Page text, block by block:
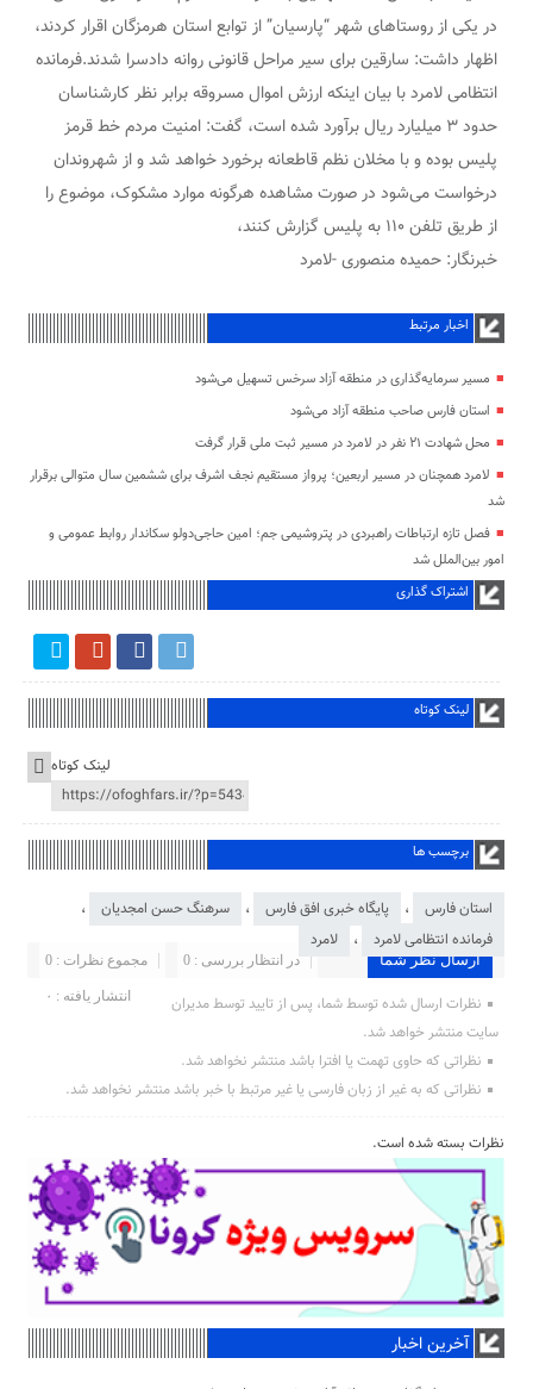
در یکی از روستاهای شهر “پارسیان” از توابع استان هرمزگان اقرار کردند،
اظهار داشت: سارقین برای سیر مراحل قانونی روانه دادسرا شدند.فرمانده
انتظامی لامرد با بیان اینکه ارزش اموال مسروقه برابر نظر کارشناسان
حدود ۳ میلیارد ریال برآورد شده است، گفت: امنیت مردم خط قرمز
پلیس بوده و با مخلان نظم قاطعانه برخورد خواهد شد و از شهروندان
درخواست می‌شود در صورت مشاهده هرگونه موارد مشکوک، موضوع را
از طریق تلفن ۱۱۰ به پلیس گزارش کنند،
خبرنگار: حمیده منصوری -لامرد
اخبار مرتبط
مسیر سرمایه‌گذاری در منطقه آزاد سرخس تسهیل می‌شود
استان فارس صاحب منطقه آزاد می‌شود
محل شهادت ۲۱ نفر در لامرد در مسیر ثبت ملی قرار گرفت
لامرد همچنان در مسیر اربعین؛ پرواز مستقیم نجف اشرف برای ششمین سال متوالی برقرار
شد
فصل تازه ارتباطات راهبردی در پتروشیمی جم؛ امین حاجی‌دولو سکاندار روابط عمومی و
امور بین‌الملل شد
اشتراک گذاری
لینک کوتاه
لینک کوتاه
برچسب ها
استان فارس ، پایگاه خبری افق فارس ، سرهنگ حسن امجدیان
،
فرمانده انتظامی لامرد
، لامرد
ارسال نظر شما مجموع نظرات : 0 در انتظار بررسی : 0
انتشار یافته : ۰
نظرات ارسال شده توسط شما، پس از تایید توسط مدیران
سایت منتشر خواهد شد.
نظراتی که حاوی تهمت یا افترا باشد منتشر نخواهد شد.
نظراتی که به غیر از زبان فارسی یا غیر مرتبط با خبر باشد منتشر نخواهد شد.
نظرات بسته شده است.
آخرین اخبار